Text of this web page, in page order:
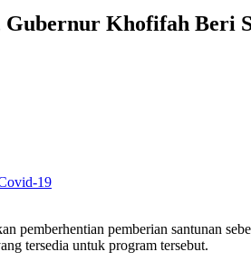
Khofifah Beri
pemberhentian pemberian santunan
tersedia untuk program tersebut.